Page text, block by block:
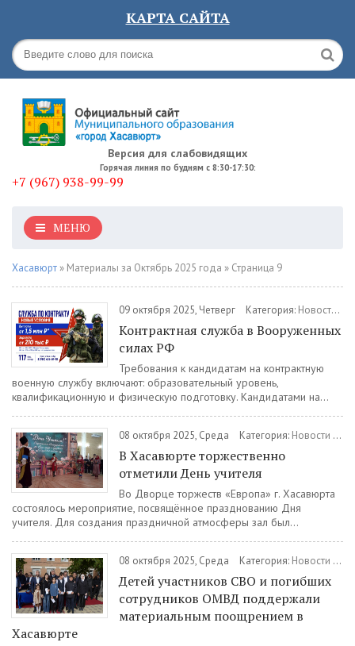
КАРТА САЙТА
Версия для слабовидящих
Горячая линия по будням с 8:30-17:30:
+7 (967) 938-99-99
МЕНЮ
Хасавюрт » Материалы за Октябрь 2025 года » Страница 9
09 октября 2025, Четверг Категория: Новости /
Контрактная служба в Вооруженных
силах РФ
Требования к кандидатам на контрактную
военную службу включают: образовательный уровень,
квалификационную и физическую подготовку. Кандидатами на...
08 октября 2025, Среда Категория: Новости
В Хасавюрте торжественно
отметили День учителя
Во Дворце торжеств «Европа» г. Хасавюрта
состоялось мероприятие, посвящённое празднованию Дня
учителя. Для создания праздничной атмосферы зал был...
08 октября 2025, Среда Категория: Новости
Детей участников СВО и погибших
сотрудников ОМВД поддержали
материальным поощрением в
Хасавюрте